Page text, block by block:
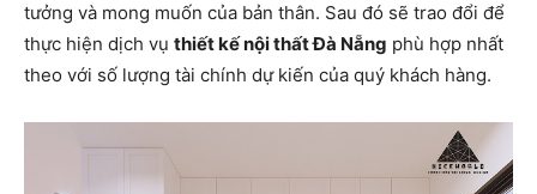
tưởng và mong muốn của bản thân. Sau đó sẽ trao đổi để
thực hiện dịch vụ thiết kế nội thất Đà Nẵng phù hợp nhất
theo với số lượng tài chính dự kiến của quý khách hàng.